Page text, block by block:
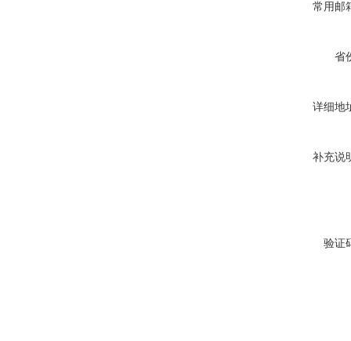
常用邮
省
详细地
补充说
验证